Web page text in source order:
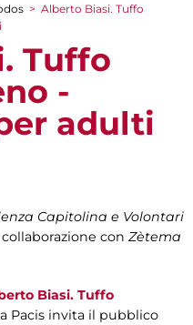
> Alberto Biasi. Tuffo
Tuffo
-
adulti
Capitolina e Volontari
con Zètema
Biasi. Tuffo
Pacis invita il pubblico